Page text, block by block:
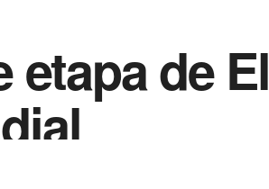
etapa de El